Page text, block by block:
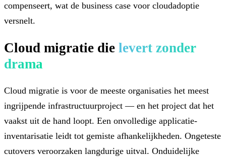
compenseert, wat de business case voor cloudadoptie
versnelt.
Cloud migratie die levert zonder
drama
Cloud migratie is voor de meeste organisaties het meest
ingrijpende infrastructuurproject — en het project dat het
vaakst uit de hand loopt. Een onvolledige applicatie-
inventarisatie leidt tot gemiste afhankelijkheden. Ongeteste
cutovers veroorzaken langdurige uitval. Onduidelijke